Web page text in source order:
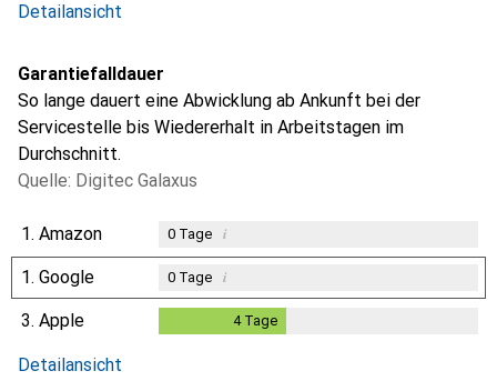
Detailansicht
Garantiefalldauer
So lange dauert eine Abwicklung ab Ankunft bei der
Servicestelle bis Wiedererhalt in Arbeitstagen im
Durchschnitt.
Quelle: Digitec Galaxus
1. Amazon 0Tage i
1. Google 0Tage i
3. Apple 4Tage
Detailansicht